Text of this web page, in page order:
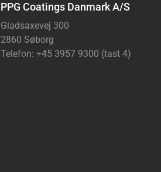
PPG Coatings Danmark A/S
Gladsaxevej 300
2860 Søborg
Telefon: +45 3957 9300 (tast 4)